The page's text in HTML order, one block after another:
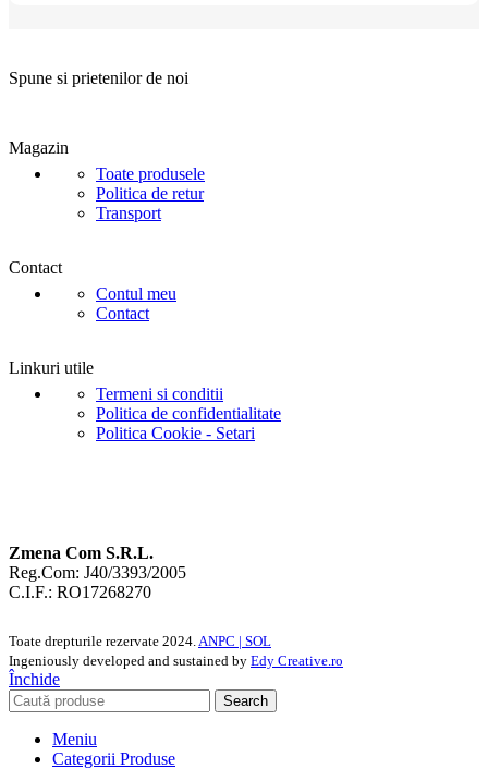
Spune si prietenilor de noi
Magazin
Toate produsele
Politica de retur
Transport
Contact
Contul meu
Contact
Linkuri utile
Termeni si conditii
Politica de confidentialitate
Politica Cookie - Setari
Zmena Com S.R.L.
Reg.Com: J40/3393/2005
C.I.F.: RO17268270
Toate drepturile rezervate 2024. ANPC | SOL
Ingeniously developed and sustained by Edy Creative.ro
Închide
Search
Meniu
Categorii Produse